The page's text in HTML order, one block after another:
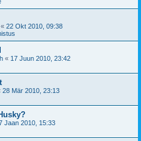
« 22 Okt 2010, 09:38
« 17 Juun 2010, 23:42
28 Mär 2010, 23:13
Jaan 2010, 15:33